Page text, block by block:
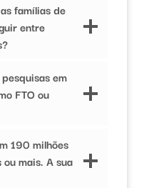
famílias de
entre
em
FTO ou
190 milhões
mais. A sua